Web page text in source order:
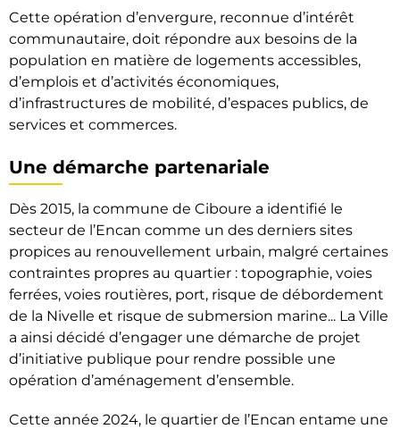
Cette opération d’envergure, reconnue d’intérêt
communautaire, doit répondre aux besoins de la
population en matière de logements accessibles,
d’emplois et d’activités économiques,
d’infrastructures de mobilité, d’espaces publics, de
services et commerces.
Une démarche partenariale
Dès 2015, la commune de Ciboure a identifié le
secteur de l’Encan comme un des derniers sites
propices au renouvellement urbain, malgré certaines
contraintes propres au quartier : topographie, voies
ferrées, voies routières, port, risque de débordement
de la Nivelle et risque de submersion marine... La Ville
a ainsi décidé d’engager une démarche de projet
d’initiative publique pour rendre possible une
opération d’aménagement d’ensemble.
Cette année 2024, le quartier de l’Encan entame une